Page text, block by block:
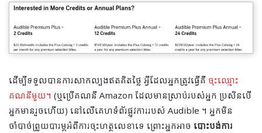
ដើម្បីទទួលបានការសាកល្បងឥតគិតថ្លៃ អ្វីដែលអ្នកត្រូវធ្វើគឺ ចុះឈ្មោះ
គណនីមួយ។ (ឬប្រើគណនី Amazon ដែលមានស្រាប់របស់អ្នក ប្រសិនបើ
អ្នកមានរួចហើយ) នៅលើគេហទំព័រផ្លូវការរបស់ Audible ។ អ្នកមិន
ចាំបាច់ព្រួយបារម្ភអំពីការចុះហត្ថលេខាទេ ព្រោះអ្នកអាច បោះបង់ការ